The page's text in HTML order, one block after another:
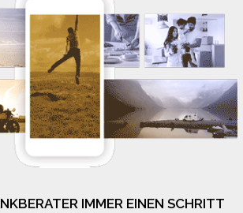
IMMER EINEN SCHRITT